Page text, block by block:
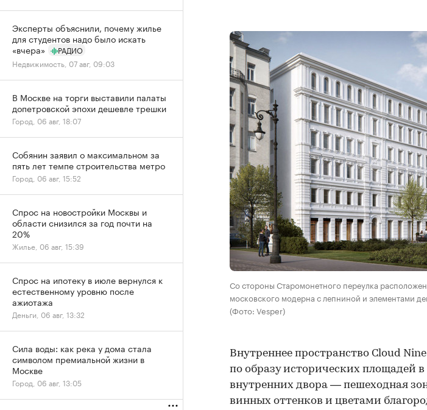
Со стороны Старомонетного переулка
московского модерна с лепниной и элементами
(Фото: Vesper)
Внутреннее пространство Cloud
по образу исторических площадей
внутренних двора — пешеходная
винных оттенков и цветами
Эксперты объяснили, почему жилье
для студентов надо было искать
«вчера»
РАДИО
Недвижимость, 07 авг, 09:03
В Москве на торги выставили палаты
допетровской эпохи дешевле трешки
Город, 06 авг, 18:07
Собянин заявил о максимальном за
пять лет темпе строительства метро
Город, 06 авг, 15:52
Спрос на новостройки Москвы и
области снизился за год почти на
20%
Жилье, 06 авг, 15:39
Спрос на ипотеку в июле вернулся к
естественному уровню после
ажиотажа
Деньги, 06 авг, 13:32
Сила воды: как река у дома стала
символом премиальной жизни в
Москве
Город, 06 авг, 13:05